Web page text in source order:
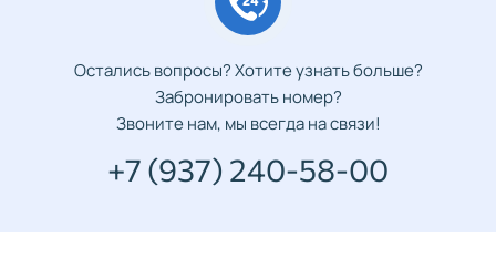
Остались вопросы? Хотите узнать больше?
Забронировать номер?
Звоните нам, мы всегда на связи!
+7 (937) 240-58-00